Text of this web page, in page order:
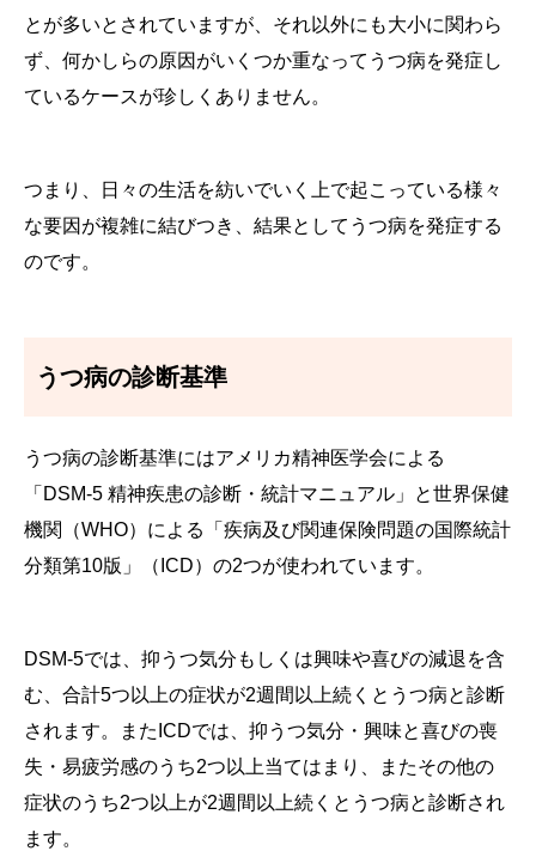
とが多いとされていますが、それ以外にも大小に関わら
ず、何かしらの原因がいくつか重なってうつ病を発症し
ているケースが珍しくありません。
つまり、日々の生活を紡いでいく上で起こっている様々
な要因が複雑に結びつき、結果としてうつ病を発症する
のです。
うつ病の診断基準
うつ病の診断基準にはアメリカ精神医学会による
「DSM-5 精神疾患の診断・統計マニュアル」と世界保健
機関（WHO）による「疾病及び関連保険問題の国際統計
分類第10版」（ICD）の2つが使われています。
DSM-5では、抑うつ気分もしくは興味や喜びの減退を含
む、合計5つ以上の症状が2週間以上続くとうつ病と診断
されます。またICDでは、抑うつ気分・興味と喜びの喪
失・易疲労感のうち2つ以上当てはまり、またその他の
症状のうち2つ以上が2週間以上続くとうつ病と診断され
ます。